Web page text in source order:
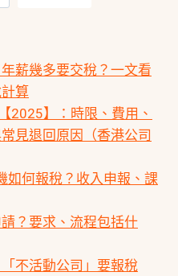
薪幾多要交稅？一文看
算
2025】：時限、費用、
見退回原因（香港公司
如何報稅？收入申報、課
？要求、流程包括什
不活動公司」要報稅